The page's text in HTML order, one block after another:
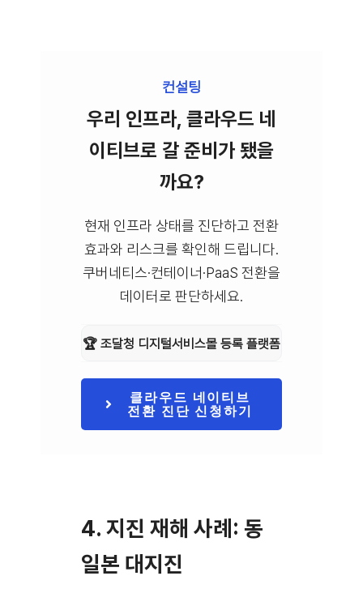
컨설팅
우리 인프라, 클라우드 네
이티브로 갈 준비가 됐을
까요?
현재 인프라 상태를 진단하고 전환
효과와 리스크를 확인해 드립니다.
쿠버네티스·컨테이너·PaaS 전환을
데이터로 판단하세요.
🏆 조달청 디지털서비스몰 등록 플랫폼
클라우드 네이티브
전환 진단 신청하기
4. 지진 재해 사례: 동
일본 대지진